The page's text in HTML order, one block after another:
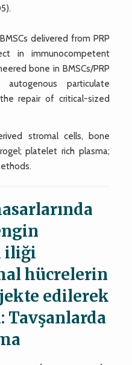
delivered from PRP
in immunocompetent
bone in BMSCs/PRP
particulate
repair of critical-sized
stromal cells, bone
platelet rich plasma;
iliği
hücrelerin
edilerek
Tavşanlarda